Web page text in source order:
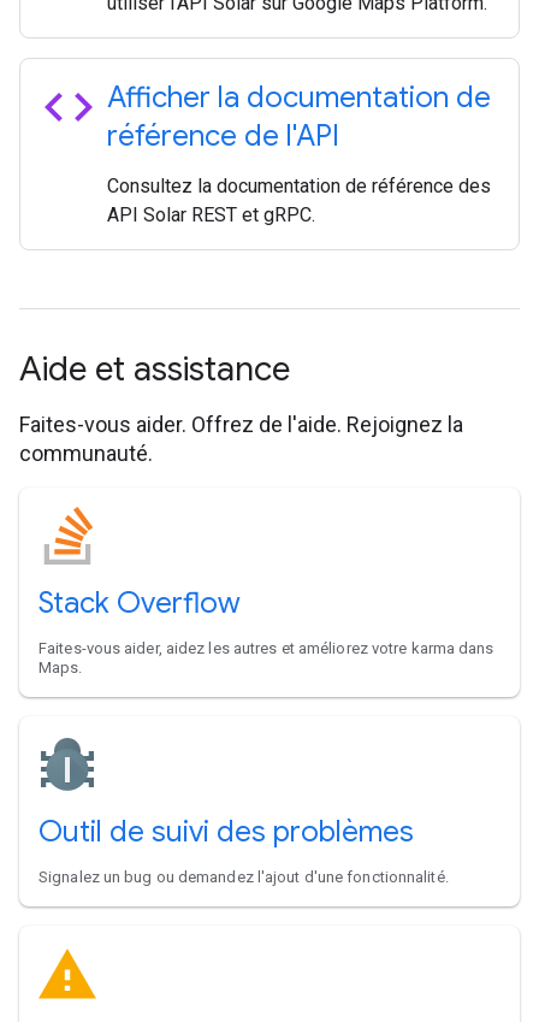
code Afficher la documentation de
référence de l'API
Consultez la documentation de référence des
API Solar REST et gRPC.
Aide et assistance
Faites-vous aider. Offrez de l'aide. Rejoignez la
communauté.
Stack Overflow
Faites-vous aider, aidez les autres et améliorez votre karma dans
Maps.
Outil de suivi des problèmes
Signalez un bug ou demandez l'ajout d'une fonctionnalité.